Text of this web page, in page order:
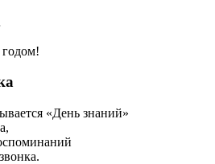
«День знаний»